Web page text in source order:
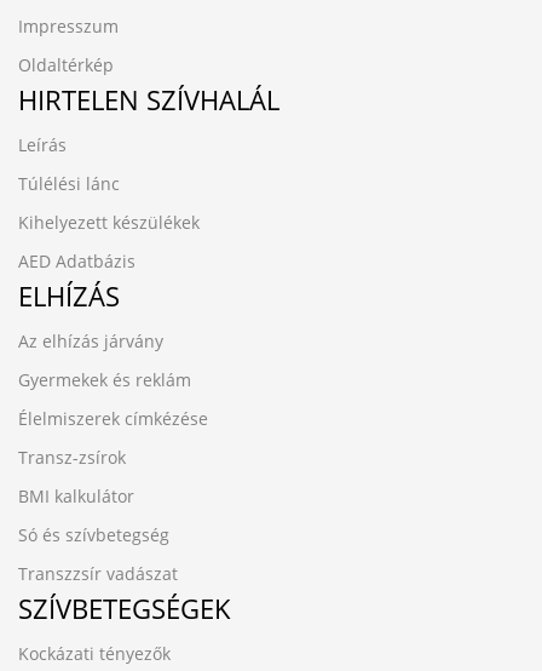
Impresszum
Oldaltérkép
HIRTELEN SZÍVHALÁL
Leírás
Túlélési lánc
Kihelyezett készülékek
AED Adatbázis
ELHÍZÁS
Az elhízás járvány
Gyermekek és reklám
Élelmiszerek címkézése
Transz-zsírok
BMI kalkulátor
Só és szívbetegség
Transzzsír vadászat
SZÍVBETEGSÉGEK
Kockázati tényezők